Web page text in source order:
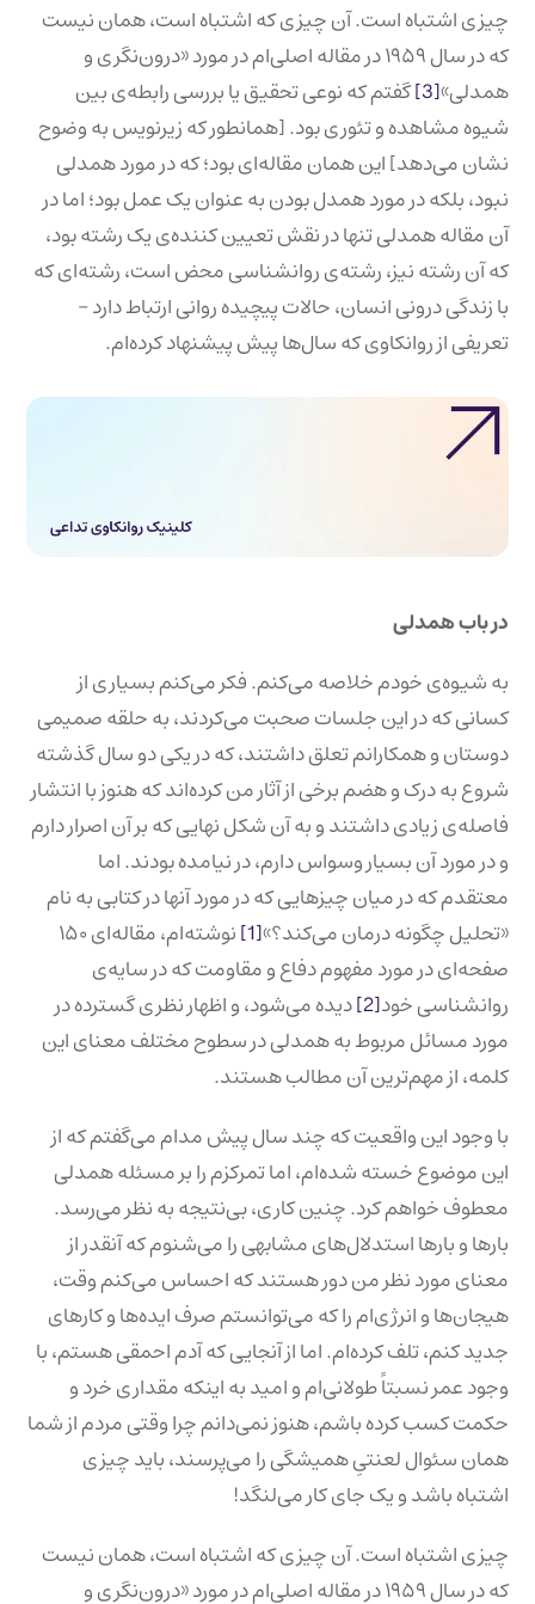
چیزی اشتباه است. آن چیزی که اشتباه است، همان نیست
که در سال ۱۹۵۹ در مقاله اصلی‌ام در مورد «درون‌نگری و
همدلی»[3]
گفتم که نوعی تحقیق یا بررسی رابطه‌ی بین
شیوه مشاهده و تئوری بود. [همانطور که زیرنویس به وضوح
نشان می‌دهد] این همان مقاله‌ای بود؛ که در مورد همدلی
نبود، بلکه در مورد همدل بودن به عنوان یک عمل بود؛ اما در
آن مقاله همدلی تنها در نقش تعیین کننده‌ی یک رشته بود،
که آن رشته نیز، رشته‌ی روانشناسی محض است، رشته‌ای که
با زندگی درونی انسان، حالات پیچیده روانی ارتباط دارد –
تعریفی از روانکاوی که سال‌ها پیش پیشنهاد کرده‌ام.
در باب همدلی
به شیوه‌ی خودم خلاصه می‌کنم. فکر می‌کنم بسیاری از
کسانی که در این جلسات صحبت می‌کردند، به حلقه صمیمی
دوستان و همکارانم تعلق داشتند، که در یکی دو سال گذشته
شروع به درک و هضم برخی از آثار من کرده‌اند که هنوز با انتشار
فاصله‌ی زیادی داشتند و به آن شکل نهایی که بر آن اصرار دارم
و در مورد آن بسیار وسواس دارم، در نیامده‌ بودند. اما
معتقدم که در میان چیزهایی که در مورد آنها در کتابی به نام
«تحلیل چگونه درمان می‌کند؟»[1]
نوشته‌ام، مقاله‌ای ۱۵۰
صفحه‌ای در مورد مفهوم دفاع و مقاومت که در سایه‌ی
روانشناسی خود[2] دیده می‌شود، و اظهار نظری گسترده در
مورد مسائل مربوط به همدلی در سطوح مختلف معنای این
کلمه، از مهم‌ترین آن مطالب هستند.
با وجود این واقعیت که چند سال پیش مدام می‌گفتم که از
این موضوع خسته شده‌ام، اما تمرکزم را بر مسئله همدلی
معطوف خواهم کرد. چنین کاری، بی‌نتیجه به نظر می‌رسد.
بارها و بارها استدلال‌های مشابهی را می‌شنوم که آنقدر از
معنای مورد نظر من دور هستند که احساس می‌کنم وقت،
هیجان‌ها و انرژی‌ام را که می‌توانستم صرف ایده‌ها و کارهای
جدید کنم، تلف کرده‌ام. اما از آنجایی که آدم احمقی هستم، با
وجود عمر نسبتاً طولانی‌ام و امید به اینکه مقداری خرد و
حکمت کسب کرده باشم، هنوز نمی‌دانم چرا وقتی مردم از شما
همان سئوال لعنتیِ همیشگی را می‌پرسند، باید چیزی
اشتباه باشد و یک جای کار می‌لنگد!
چیزی اشتباه است. آن چیزی که اشتباه است، همان نیست
که در سال ۱۹۵۹ در مقاله اصلی‌ام در مورد «درون‌نگری و